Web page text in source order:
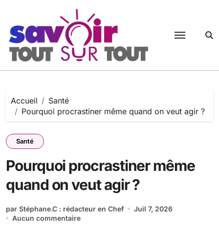
contenu
Accueil
Santé
Pourquoi procrastiner même quand on veut agir ?
Santé
Pourquoi procrastiner même
quand on veut agir ?
par Stéphane.C : rédacteur en Chef
Juil 7, 2026
Aucun commentaire